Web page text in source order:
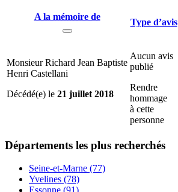
A la mémoire de
Type d’avis
Monsieur Richard Jean Baptiste
Henri Castellani
Décédé(e) le 21 juillet 2018
Aucun avis
publié
Rendre
hommage
à cette
personne
Départements les plus recherchés
Seine-et-Marne (77)
Yvelines (78)